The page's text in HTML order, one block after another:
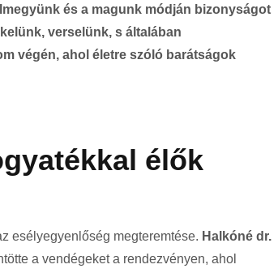
és a magunk módján bizonyságot
verselünk, s általában
végén, ahol életre szóló barátságok
élők
esélyegyenlőség megteremtése. Halkóné dr.
a vendégeket a rendezvényen, ahol